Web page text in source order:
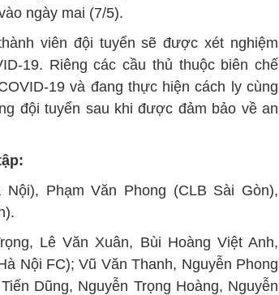
ngày mai (7/5).
viên đội tuyển sẽ được xét nghiệm
19. Riêng các cầu thủ thuộc biên chế
19 và đang thực hiện cách ly cùng
đội tuyển sau khi được đảm bảo về an
Phạm Văn Phong (CLB Sài Gòn),
Lê Văn Xuân, Bùi Hoàng Việt Anh,
Nội FC); Vũ Văn Thanh, Nguyễn Phong
Dũng, Nguyễn Trọng Hoàng, Nguyễn